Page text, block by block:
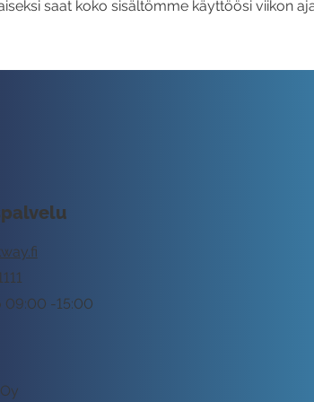
saat koko sisältömme käyttöösi viikon
09:00 -15:00